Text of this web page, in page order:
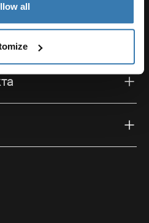
all
(external link)
(external link)
on Youtube (external